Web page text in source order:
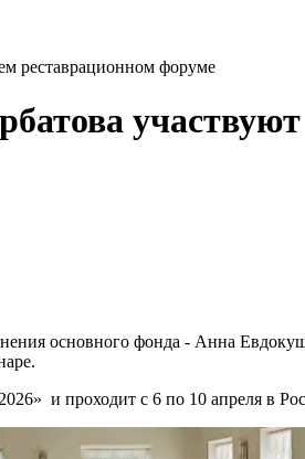
реставрационном форуме
основного фонда - Анна
и проходит с 6 по 10 апреля в